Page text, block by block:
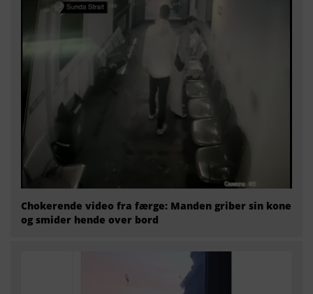
Chokerende video fra færge: Manden griber sin kone
og smider hende over bord